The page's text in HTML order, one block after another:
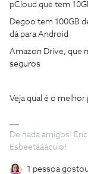
pCloud que tem
Degoo tem 100GB
dá para Android
Amazon Drive, que
seguros
Veja qual é o melhor
De nada amigos!
Esbeetáááculo!
1 pessoa gostou